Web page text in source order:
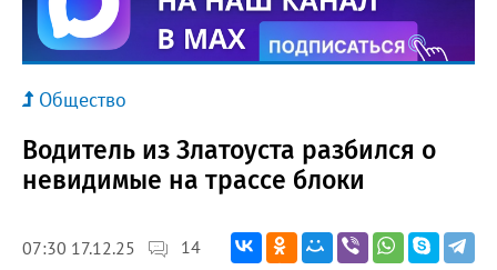
Общество
Водитель из Златоуста разбился о
невидимые на трассе блоки
07:30 17.12.25 14